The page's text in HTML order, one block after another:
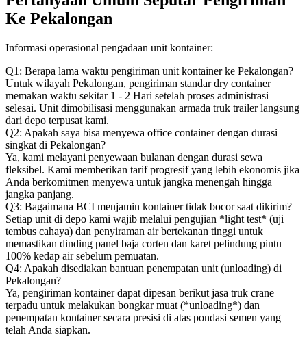
Ke Pekalongan
Informasi operasional pengadaan unit kontainer:
Q1: Berapa lama waktu pengiriman unit kontainer ke Pekalongan?
Untuk wilayah Pekalongan, pengiriman standar dry container
memakan waktu sekitar 1 - 2 Hari setelah proses administrasi
selesai. Unit dimobilisasi menggunakan armada truk trailer langsung
dari depo terpusat kami.
Q2: Apakah saya bisa menyewa office container dengan durasi
singkat di Pekalongan?
Ya, kami melayani penyewaan bulanan dengan durasi sewa
fleksibel. Kami memberikan tarif progresif yang lebih ekonomis jika
Anda berkomitmen menyewa untuk jangka menengah hingga
jangka panjang.
Q3: Bagaimana BCI menjamin kontainer tidak bocor saat dikirim?
Setiap unit di depo kami wajib melalui pengujian *light test* (uji
tembus cahaya) dan penyiraman air bertekanan tinggi untuk
memastikan dinding panel baja corten dan karet pelindung pintu
100% kedap air sebelum pemuatan.
Q4: Apakah disediakan bantuan penempatan unit (unloading) di
Pekalongan?
Ya, pengiriman kontainer dapat dipesan berikut jasa truk crane
terpadu untuk melakukan bongkar muat (*unloading*) dan
penempatan kontainer secara presisi di atas pondasi semen yang
telah Anda siapkan.